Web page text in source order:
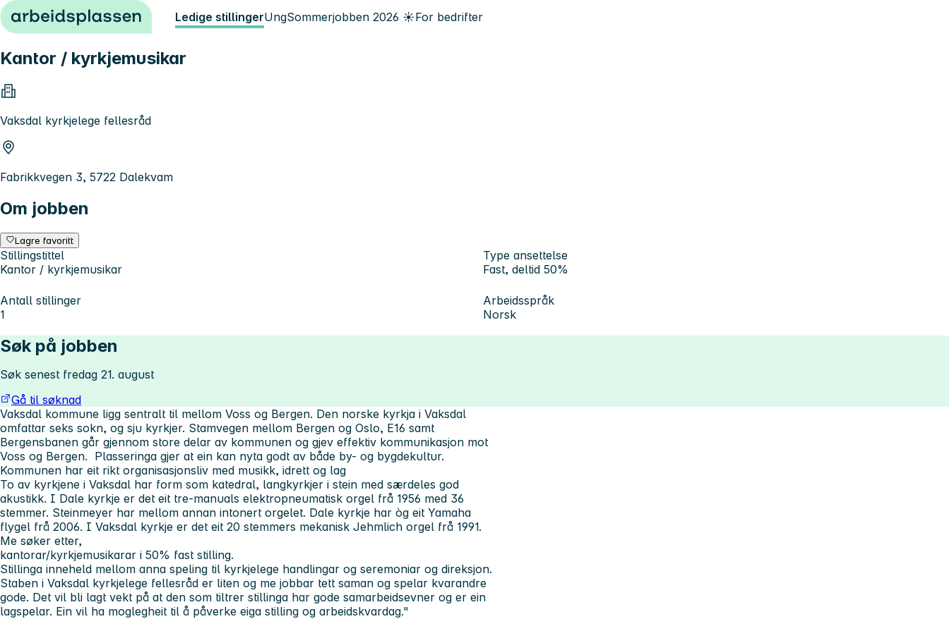
Hopp til innhold Ledige stillingerUngSommerjobben 2026 ☀️For bedrifter
Kantor / kyrkjemusikar
Vaksdal kyrkjelege fellesråd
Fabrikkvegen 3, 5722 Dalekvam
Om jobben
Lagre favoritt
Stillingstittel
Kantor / kyrkjemusikar
Type ansettelse
Fast, deltid 50%
Antall stillinger
1
Arbeidsspråk
Norsk
Søk på jobben
Søk senest fredag 21. august
Gå til søknad
Vaksdal kommune ligg sentralt til mellom Voss og Bergen. Den norske kyrkja i Vaksdal
omfattar seks sokn, og sju kyrkjer. Stamvegen mellom Bergen og Oslo, E16 samt
Bergensbanen går gjennom store delar av kommunen og gjev effektiv kommunikasjon mot
Voss og Bergen. Plasseringa gjer at ein kan nyta godt av både by- og bygdekultur.
Kommunen har eit rikt organisasjonsliv med musikk, idrett og lag
To av kyrkjene i Vaksdal har form som katedral, langkyrkjer i stein med særdeles god
akustikk. I Dale kyrkje er det eit tre-manuals elektropneumatisk orgel frå 1956 med 36
stemmer. Steinmeyer har mellom annan intonert orgelet. Dale kyrkje har òg eit Yamaha
flygel frå 2006. I Vaksdal kyrkje er det eit 20 stemmers mekanisk Jehmlich orgel frå 1991.
Me søker etter,
kantorar/kyrkjemusikarar i 50% fast stilling.
Stillinga inneheld mellom anna speling til kyrkjelege handlingar og seremoniar og direksjon.
Staben i Vaksdal kyrkjelege fellesråd er liten og me jobbar tett saman og spelar kvarandre
gode. Det vil bli lagt vekt på at den som tiltrer stillinga har gode samarbeidsevner og er ein
lagspelar. Ein vil ha moglegheit til å påverke eiga stilling og arbeidskvardag."